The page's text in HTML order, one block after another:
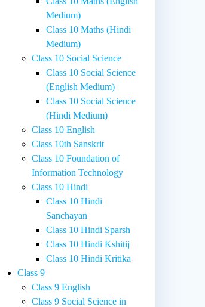
Medium)
Class 10 Maths (Hindi
Medium)
Class 10 Social Science
Class 10 Social Science
(English Medium)
Class 10 Social Science
(Hindi Medium)
Class 10 English
Class 10th Sanskrit
Class 10 Foundation of
Information Technology
Class 10 Hindi
Class 10 Hindi
Sanchayan
Class 10 Hindi Sparsh
Class 10 Hindi Kshitij
Class 10 Hindi Kritika
Class 9
Class 9 English
Class 9 Social Science in